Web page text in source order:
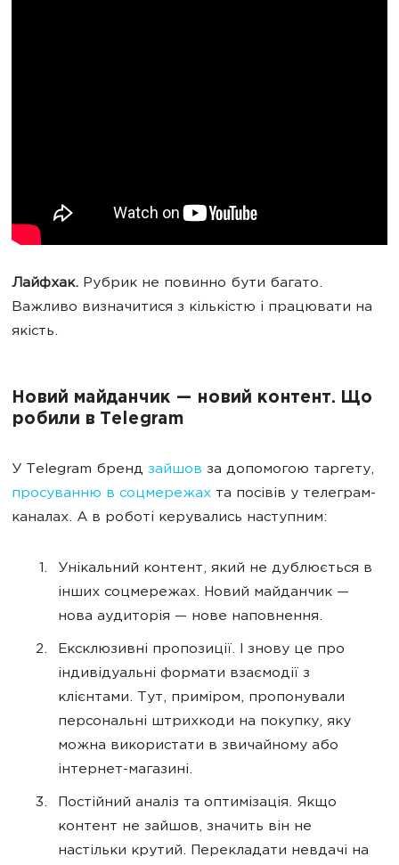
Лайфхак. Рубрик не повинно бути багато.
Важливо визначитися з кількістю і працювати на
якість.
Новий майданчик — новий контент. Що
робили в Telegram
У Telegram бренд зайшов за допомогою таргету,
просуванню в соцмережах та посівів у телеграм-
каналах. А в роботі керувались наступним:
Унікальний контент, який не дублюється в
інших соцмережах. Новий майданчик —
нова аудиторія — нове наповнення.
Ексклюзивні пропозиції. І знову це про
індивідуальні формати взаємодії з
клієнтами. Тут, приміром, пропонували
персональні штрихкоди на покупку, яку
можна використати в звичайному або
інтернет-магазині.
Постійний аналіз та оптимізація. Якщо
контент не зайшов, значить він не
настільки крутий. Перекладати невдачі на